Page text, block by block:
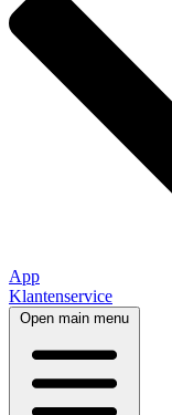
App
Klantenservice
Open main menu